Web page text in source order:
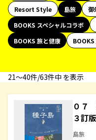
Resort Style
島旅 御
BOOKS スペシャルコラボ
BOOKS 旅と健康
21〜40件/63件中 を表示
０７
３訂版
島旅